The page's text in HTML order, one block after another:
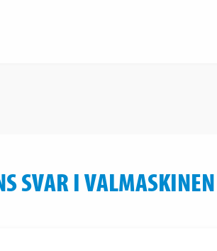
SVAR I VALMASKINEN